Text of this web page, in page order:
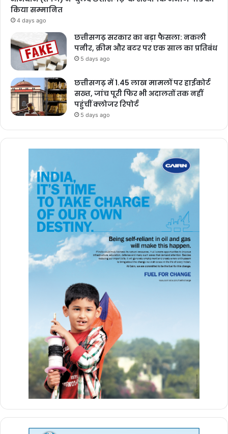
किया सम्मानित
4 days ago
छत्तीसगढ़ सरकार का बड़ा फैसला: नकली
पनीर, क्रीम और बटर पर एक साल का प्रतिबंध
5 days ago
छत्तीसगढ़ में 1.45 लाख मामलों पर हाईकोर्ट
सख्त, जांच पूरी फिर भी अदालतों तक नहीं
पहुंचीं क्लोजर रिपोर्ट
5 days ago